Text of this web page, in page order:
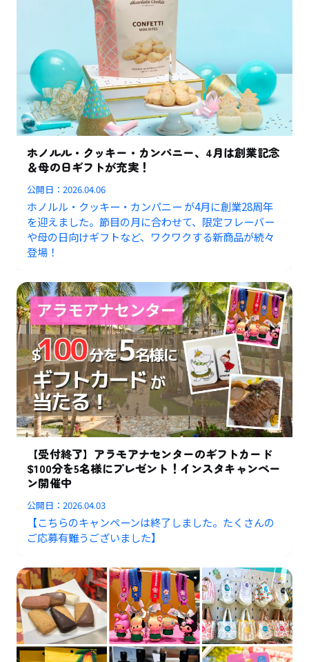
ホノルル・クッキー・カンパニー、4月は創業記念
＆母の日ギフトが充実！
公開日：2026.04.06
ホノルル・クッキー・カンパニー が4月に創業28周年
を迎えました。節目の月に合わせて、限定フレーバー
や母の日向けギフトなど、ワクワクする新商品が続々
登場！
【受付終了】アラモアナセンターのギフトカード
$100分を5名様にプレゼント！インスタキャンペー
ン開催中
公開日：2026.04.03
【こちらのキャンペーンは終了しました。たくさんの
ご応募有難うございました】